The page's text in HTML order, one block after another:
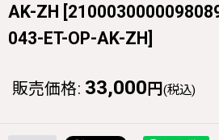
AK-ZH [
043-ET-OP-AK-ZH]
販売価格: 33,000 円 (税込)